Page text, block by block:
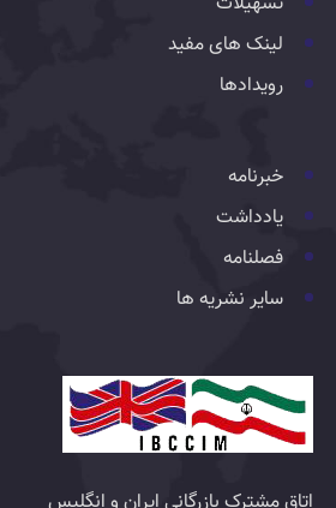
لینک های مفید
رویدادها
خبرنامه
یادداشت
فصلنامه
سایر نشریه ها